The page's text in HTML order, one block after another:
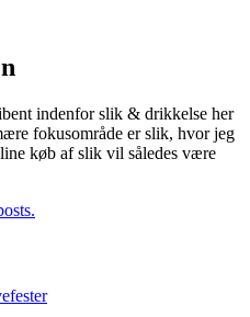
indenfor slik & drikkelse her
fokusområde er slik, hvor jeg
køb af slik vil således være